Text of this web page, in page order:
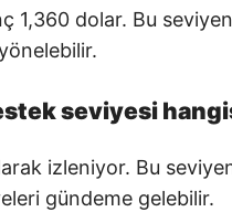
1,360 dolar. Bu
seviyesi
izleniyor. Bu
gündeme gelebilir.